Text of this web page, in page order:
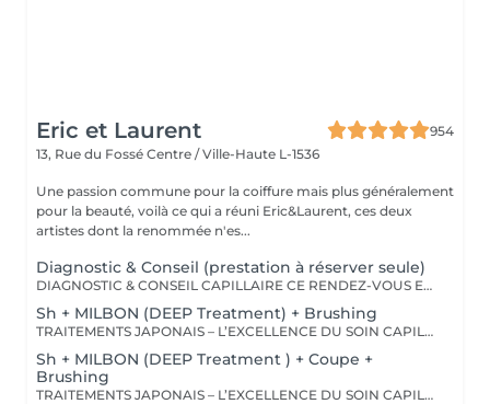
Eric et Laurent
954
13, Rue du Fossé Centre / Ville-Haute L-1536
Une passion commune pour la coiffure mais plus généralement
pour la beauté, voilà ce qui a réuni Eric&Laurent, ces deux
artistes dont la renommée n'es...
Diagnostic & Conseil (prestation à réserver seule)
DIAGNOSTIC & CONSEIL CAPILLAIRE CE RENDEZ-VOUS EST EXCLUSIVEMENT RÉSERVÉ À UNE PREMIÈRE RENCONTRE AVEC NOTRE EXPERT CAPILLAIRE AFIN DE RÉALISER UN DIAGNOSTIC PERSONNALISÉ DE VOS CHEVEUX ET DE VOTRE CUIR CHEVELU. CETTE CONSULTATION DOIT ÊTRE RÉSERVÉE SEULE ET NE PEUT ÊTRE ASSOCIÉE À AUCUNE AUTRE PRESTATION OU RÉSERVATION. À L'ISSUE DE CET ÉCHANGE, UN ACCOMPAGNEMENT ET DES RECOMMANDATIONS ADAPTÉS À VOS BESOINS POURRONT VOUS ÊTRE PROPOSÉS. Diagnostic & Conseil Capillaire Prenez un moment privilégié pour échanger autour de vos cheveux, de vos envies et de vos habitudes. Lors de ce rendez-vous, nous réalisons un diagnostic personnalisé du cuir chevelu et de la fibre capillaire, nous vous orientons vers les coupes, couleurs et traitements les plus adaptés à votre image, à votre routine et à la beauté naturelle de vos cheveux. Nous vous apportons également des conseils personnalisés sur l'entretien à la maison ainsi que sur les produits les plus adaptés à vos besoins pour prolonger les résultats et préserver la beauté de vos cheveux au quotidien. Ce moment permet aussi de répondre à toutes vos questions et de construire ensemble un résultat entièrement sur mesure.
Sh + MILBON (DEEP Treatment) + Brushing
TRAITEMENTS JAPONAIS – L’EXCELLENCE DU SOIN CAPILLAIRE Découvrez un univers de soins capillaires japonais haut de gamme, reconnus pour leur technologie avancée et leurs résultats exceptionnels. Des traitements sur-mesure conçus pour répondre aux besoins spécifiques de chaque chevelure : hydratation, réparation, discipline, cuir chevelu ou nutrition . Chaque traitement agit au cœur de la fibre capillaire pour révéler des cheveux visiblement plus sains, brillants et soyeux. -Nos différentes lignes de traitements : SMOOTH (Collagène) Pour les cheveux emmêlés, ternes ou difficiles à coiffer. • Démêle instantanément • Lisse la fibre capillaire • Apporte douceur et brillance • Toucher léger et soyeux REPAIR (CMADK / Kératine) Pour les cheveux sensibilisés, cassants ou très abîmés. • Répare intensément • Renforce la structure interne du cheveu • Reconstruit la fibre en profondeur • Redonne force et élasticité ANTI-FRIZZ (Céramides / 18-MEA) Pour les cheveux indisciplinés, sensibilisés à l’humidité. • Contrôle les frisottis • Réduit le volume excessif • Protège de l’humidité • Facilite le coiffage • Apporte souplesse et brillance SCALP (Hyaluron / Agents Purifiants) Pour rééquilibrer et purifier le cuir chevelu. Idéal en cas de démangeaisons, pellicules, sécheresse ou excès de sébum. • Apaise le cuir chevelu • Purifie en douceur • Rééquilibre la barrière protectrice naturelle • Favorise un environnement sain pour la pousse Veuillez noter : les tarifs peuvent varier selon la longueur des cheveux, la quantité de produit nécessaire et la complexité de la prestation. Supplément possible à partir de +15€. Pour toute demande spécifique, merci de nous contacter.
Sh + MILBON (DEEP Treatment ) + Coupe +
Brushing
TRAITEMENTS JAPONAIS – L’EXCELLENCE DU SOIN CAPILLAIRE Découvrez un univers de soins capillaires japonais haut de gamme, reconnus pour leur technologie avancée et leurs résultats exceptionnels. Des traitements sur-mesure conçus pour répondre aux besoins spécifiques de chaque chevelure : hydratation, réparation, discipline, cuir chevelu ou nutrition . Chaque traitement agit au cœur de la fibre capillaire pour révéler des cheveux visiblement plus sains, brillants et soyeux. -Nos différentes lignes de traitements : SMOOTH (Collagène) Pour les cheveux emmêlés, ternes ou difficiles à coiffer. • Démêle instantanément • Lisse la fibre capillaire • Apporte douceur et brillance • Toucher léger et soyeux REPAIR (CMADK / Kératine) Pour les cheveux sensibilisés, cassants ou très abîmés. • Répare intensément • Renforce la structure interne du cheveu • Reconstruit la fibre en profondeur • Redonne force et élasticité ANTI-FRIZZ (Céramides / 18-MEA) Pour les cheveux indisciplinés, sensibilisés à l’humidité. • Contrôle les frisottis • Réduit le volume excessif • Protège de l’humidité • Facilite le coiffage • Apporte souplesse et brillance SCALP (Hyaluron / Agents Purifiants) Pour rééquilibrer et purifier le cuir chevelu. Idéal en cas de démangeaisons, pellicules, sécheresse ou excès de sébum. • Apaise le cuir chevelu • Purifie en douceur • Rééquilibre la barrière protectrice naturelle • Favorise un environnement sain pour la pousse Veuillez noter : les tarifs peuvent varier selon la longueur des cheveux, la quantité de produit nécessaire et la complexité de la prestation. Supplément possible à partir de +15€. Pour toute demande spécifique, merci de nous contacter.